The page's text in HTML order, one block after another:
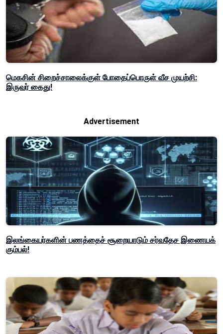
மெகசின் சிறைச்சாலைக்குள் போதைப்பொருள் வீச முயற்சி:
இருவர் கைது!
Advertisement
இலங்கையர்களின் பணத்தைச் சூறையாடும் சர்வதேச இணையக்
கும்பல்!